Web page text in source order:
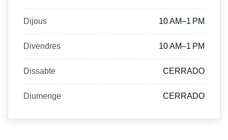
Dijous 10 AM–1 PM
Divendres 10 AM–1 PM
Dissabte CERRADO
Diumenge CERRADO